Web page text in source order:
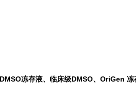
冻存液、临床级DMSO、OriGen 冻